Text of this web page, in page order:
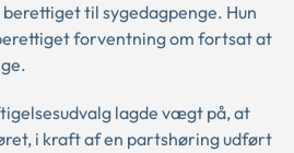
til sygedagpenge. Hun
forventning om fortsat at
lagde vægt på, at
i kraft af en partshøring udført